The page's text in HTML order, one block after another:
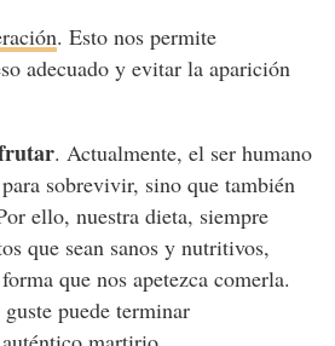
. Esto nos permite
adecuado y evitar la aparición
. Actualmente, el ser humano
sobrevivir, sino que también
ello, nuestra dieta, siempre
que sean sanos y nutritivos,
que nos apetezca comerla.
puede terminar